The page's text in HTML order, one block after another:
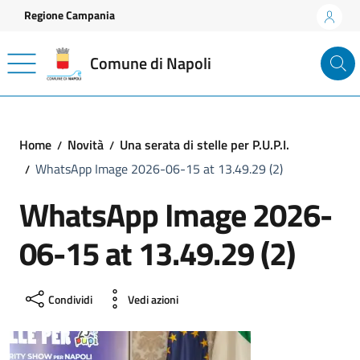
Vai ai contenuti
Vai al footer
Regione Campania
Comune di Napoli
Home Novità
Una serata di stelle per P.U.P.I.
WhatsApp Image 2026-06-15 at 13.49.29 (2)
WhatsApp Image 2026-
06-15 at 13.49.29 (2)
Condividi Vedi azioni